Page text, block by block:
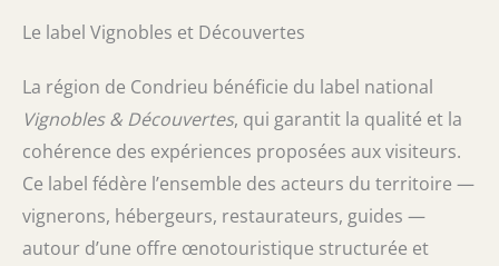
Le label Vignobles et Découvertes
La région de Condrieu bénéficie du label national
Vignobles & Découvertes, qui garantit la qualité et la
cohérence des expériences proposées aux visiteurs.
Ce label fédère l’ensemble des acteurs du territoire —
vignerons, hébergeurs, restaurateurs, guides —
autour d’une offre œnotouristique structurée et